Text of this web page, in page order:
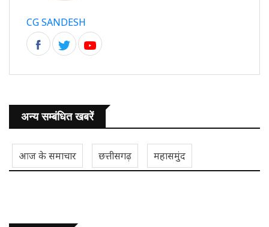
CG SANDESH
अन्य सम्बंधित खबरें
आज के समाचार छत्तीसगढ़ महासमुंद